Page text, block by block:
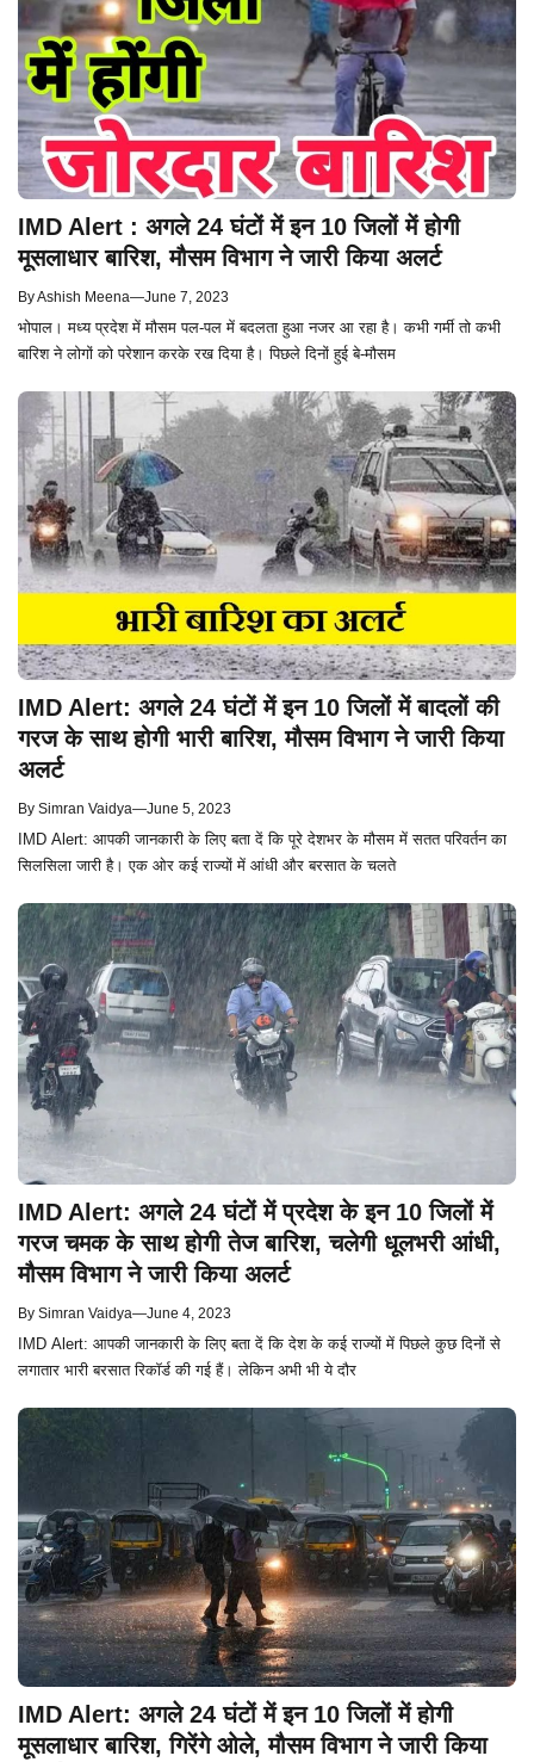
IMD Alert : अगले 24 घंटों में इन 10 जिलों में होगी
मूसलाधार बारिश, मौसम विभाग ने जारी किया अलर्ट
ByAshish Meena—June 7, 2023
भोपाल। मध्य प्रदेश में मौसम पल-पल में बदलता हुआ नजर आ रहा है। कभी गर्मी तो कभी
बारिश ने लोगों को परेशान करके रख दिया है। पिछले दिनों हुई बे-मौसम
IMD Alert: अगले 24 घंटों में इन 10 जिलों में बादलों की
गरज के साथ होगी भारी बारिश, मौसम विभाग ने जारी किया
अलर्ट
By Simran Vaidya—June 5, 2023
IMD Alert: आपकी जानकारी के लिए बता दें कि पूरे देशभर के मौसम में सतत परिवर्तन का
सिलसिला जारी है। एक ओर कई राज्यों में आंधी और बरसात के चलते
IMD Alert: अगले 24 घंटों में प्रदेश के इन 10 जिलों में
गरज चमक के साथ होगी तेज बारिश, चलेगी धूलभरी आंधी,
मौसम विभाग ने जारी किया अलर्ट
By Simran Vaidya—June 4, 2023
IMD Alert: आपकी जानकारी के लिए बता दें कि देश के कई राज्यों में पिछले कुछ दिनों से
लगातार भारी बरसात रिकॉर्ड की गई हैं। लेकिन अभी भी ये दौर
IMD Alert: अगले 24 घंटों में इन 10 जिलों में होगी
मूसलाधार बारिश, गिरेंगे ओले, मौसम विभाग ने जारी किया